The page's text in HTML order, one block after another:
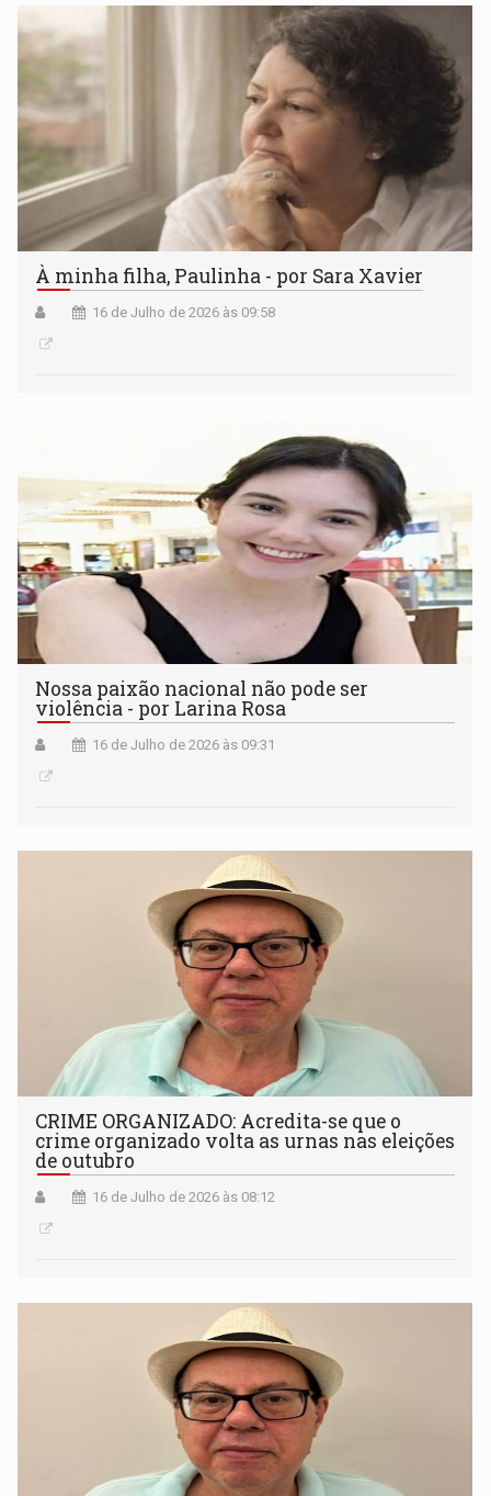
À minha filha, Paulinha - por Sara Xavier
16 de Julho de 2026 às 09:58
Nossa paixão nacional não pode ser
violência - por Larina Rosa
16 de Julho de 2026 às 09:31
CRIME ORGANIZADO: Acredita-se que o
crime organizado volta as urnas nas eleições
de outubro
16 de Julho de 2026 às 08:12